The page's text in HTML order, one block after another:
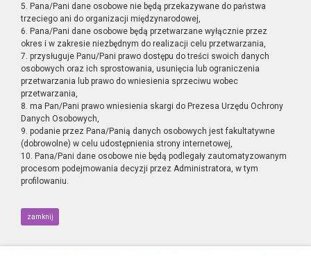
5. Pana/Pani dane osobowe nie będą przekazywane do państwa
trzeciego ani do organizacji międzynarodowej,
6. Pana/Pani dane osobowe będą przetwarzane wyłącznie przez
okres i w zakresie niezbędnym do realizacji celu przetwarzania,
7. przysługuje Panu/Pani prawo dostępu do treści swoich danych
osobowych oraz ich sprostowania, usunięcia lub ograniczenia
przetwarzania lub prawo do wniesienia sprzeciwu wobec
przetwarzania,
8. ma Pan/Pani prawo wniesienia skargi do Prezesa Urzędu Ochrony
Danych Osobowych,
9. podanie przez Pana/Panią danych osobowych jest fakultatywne
(dobrowolne) w celu udostępnienia strony internetowej,
10. Pana/Pani dane osobowe nie będą podlegały zautomatyzowanym
procesom podejmowania decyzji przez Administratora, w tym
profilowaniu.
zamknij